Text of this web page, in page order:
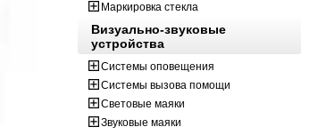
Маркировка стекла
Визуально-звуковые
устройства
Системы оповещения
Системы вызова помощи
Световые маяки
Звуковые маяки